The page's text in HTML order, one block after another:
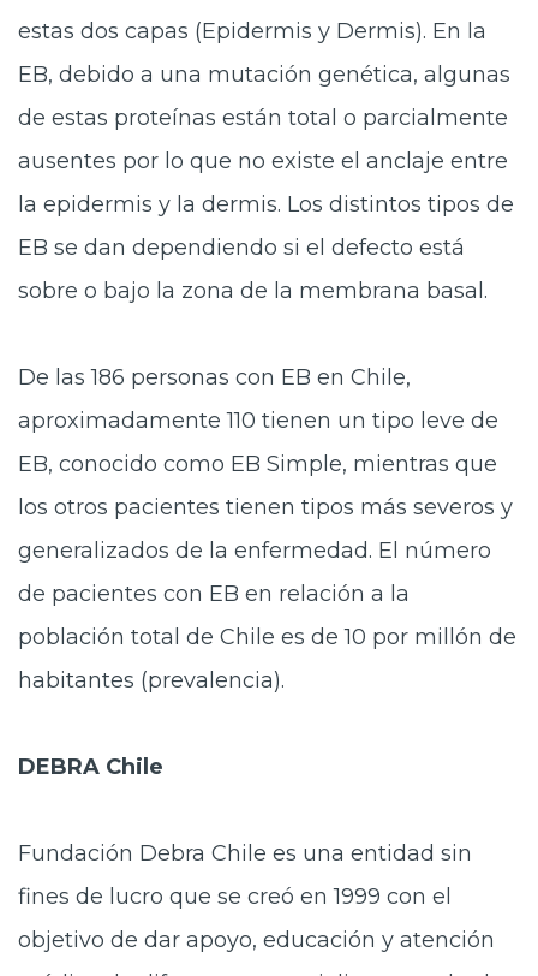
estas dos capas (Epidermis y Dermis). En la
EB, debido a una mutación genética, algunas
de estas proteínas están total o parcialmente
ausentes por lo que no existe el anclaje entre
la epidermis y la dermis. Los distintos tipos de
EB se dan dependiendo si el defecto está
sobre o bajo la zona de la membrana basal.
De las 186 personas con EB en Chile,
aproximadamente 110 tienen un tipo leve de
EB, conocido como EB Simple, mientras que
los otros pacientes tienen tipos más severos y
generalizados de la enfermedad. El número
de pacientes con EB en relación a la
población total de Chile es de 10 por millón de
habitantes (prevalencia).
DEBRA Chile
Fundación Debra Chile es una entidad sin
fines de lucro que se creó en 1999 con el
objetivo de dar apoyo, educación y atención